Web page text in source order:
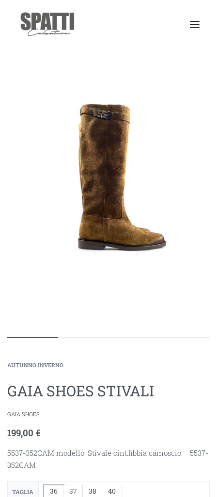
AUTUNNO INVERNO
GAIA SHOES STIVALI
GAIA SHOES
199,00 €
5537-352CAM modello: Stivale cint.fibbia camoscio – 5537-
352CAM
TAGLIA 36 37 38 40